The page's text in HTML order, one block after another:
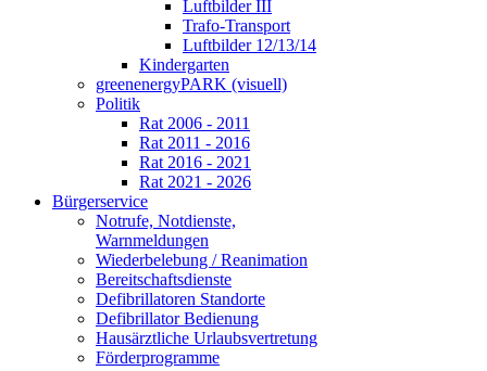
Luftbilder III
Trafo-Transport
Luftbilder 12/13/14
Kindergarten
greenenergyPARK (visuell)
Politik
Rat 2006 - 2011
Rat 2011 - 2016
Rat 2016 - 2021
Rat 2021 - 2026
Bürgerservice
Notrufe, Notdienste,
Warnmeldungen
Wiederbelebung / Reanimation
Bereitschaftsdienste
Defibrillatoren Standorte
Defibrillator Bedienung
Hausärztliche Urlaubsvertretung
Förderprogramme